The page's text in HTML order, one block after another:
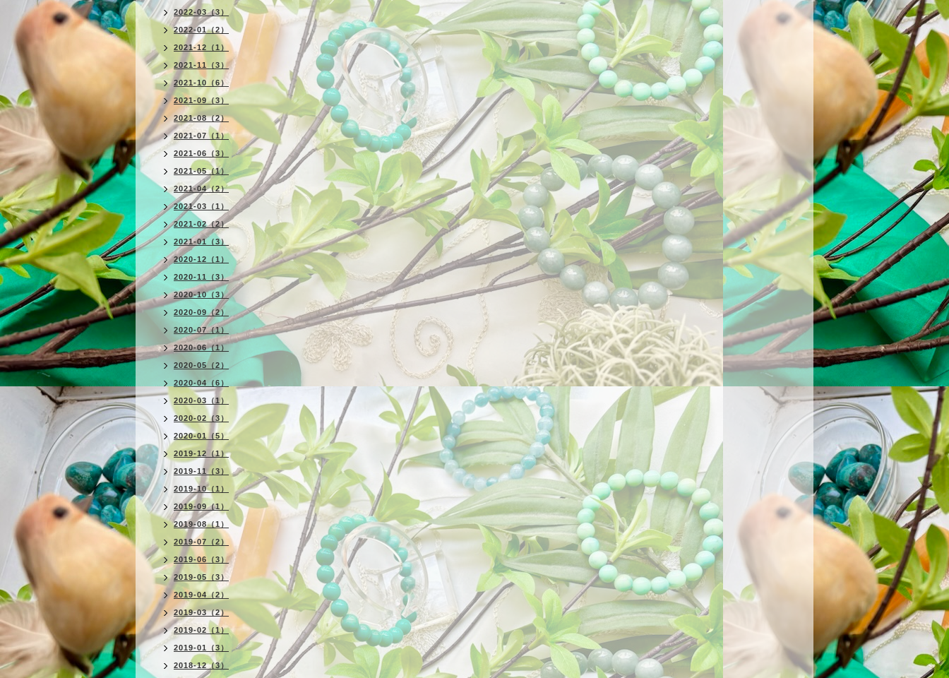
2022-03（3）
2022-01（2）
2021-12（1）
2021-11（3）
2021-10（6）
2021-09（3）
2021-08（2）
2021-07（1）
2021-06（3）
2021-05（1）
2021-04（2）
2021-03（1）
2021-02（2）
2021-01（3）
2020-12（1）
2020-11（3）
2020-10（3）
2020-09（2）
2020-07（1）
2020-06（1）
2020-05（2）
2020-04（6）
2020-03（1）
2020-02（3）
2020-01（5）
2019-12（1）
2019-11（3）
2019-10（1）
2019-09（1）
2019-08（1）
2019-07（2）
2019-06（3）
2019-05（3）
2019-04（2）
2019-03（2）
2019-02（1）
2019-01（3）
2018-12（3）